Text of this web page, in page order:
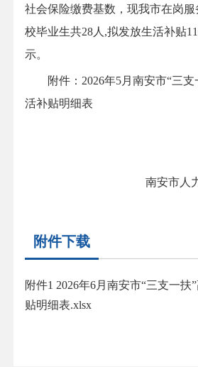
社会保险缴费基数，现我市在岗服
校毕业生共28人,拟发放生活补贴
示。
附件：2026年5月南安市“三支
活补贴明细表
南安市人力
附件下载
附件1 2026年6月南安市“三支一扶
贴明细表.xlsx